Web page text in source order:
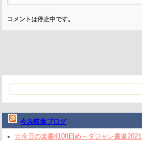
コメントは停止中です。
今泉岐葉ブログ
☆今日の楽書4100日め～ダジャレ書道2021